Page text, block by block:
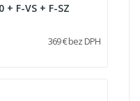
F-VS + F-SZ
369 € bez DPH